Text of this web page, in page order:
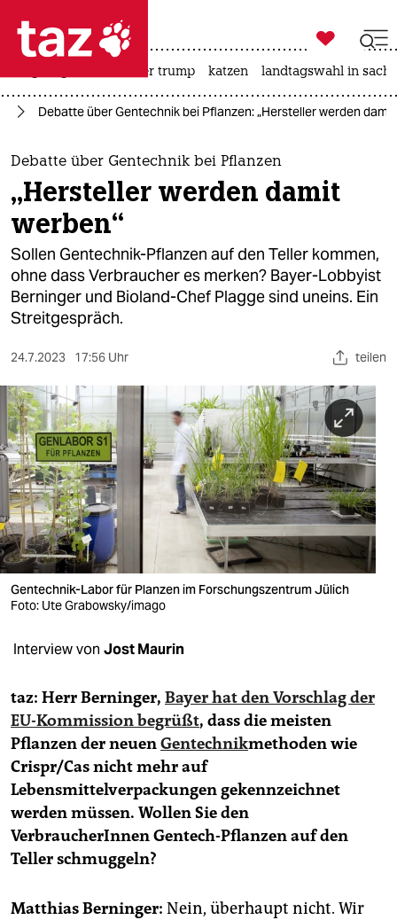
 taz zahl ich
taz zahl ich
themen
politik
öko
gesellschaft
kultur
sport
berlin
nord
wahrheit
verlag
verlag
veranstaltungen
fragen & hilfe
unterstützen
abo
genossenschaft
epaper login

taz zahl ich
usa unter trump katzen landtagswahl in
Debatte über Gentechnik bei Pflanzen: „Hersteller werden damit
Debatte über Gentechnik bei Pflanzen
„Hersteller werden damit
werben“
Sollen Gentechnik-Pflanzen auf den Teller kommen,
ohne dass Verbraucher es merken? Bayer-Lobbyist
Berninger und Bioland-Chef Plagge sind uneins. Ein
Streitgespräch.
24.7.2023 17:56 Uhr teilen
Gentechnik-Labor für Planzen im Forschungszentrum Jülich
Foto: Ute Grabowsky/imago
Interview von Jost Maurin
taz: Herr Berninger, Bayer hat den Vorschlag der
EU-Kommission begrüßt, dass die meisten
Pflanzen der neuenGentechnikmethoden wie
Crispr/Cas nicht mehr auf
Lebensmittelverpackungen gekennzeichnet
werden müssen. Wollen Sie den
VerbraucherInnen Gentech-Pflanzen auf den
Teller schmuggeln?
Matthias Berninger: Nein, überhaupt nicht. Wir